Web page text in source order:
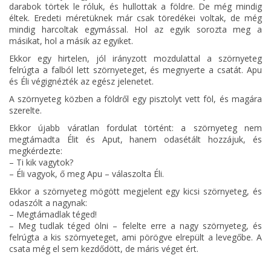
darabok törtek le róluk, és hullottak a földre. De még mindig
éltek. Eredeti méretüknek már csak töredékei voltak, de még
mindig harcoltak egymással. Hol az egyik sorozta meg a
másikat, hol a másik az egyiket.
Ekkor egy hirtelen, jól irányzott mozdulattal a szörnyeteg
felrúgta a falból lett szörnyeteget, és megnyerte a csatát. Apu
és Éli végignézték az egész jelenetet.
A szörnyeteg közben a földről egy pisztolyt vett föl, és magára
szerelte.
Ekkor újabb váratlan fordulat történt: a szörnyeteg nem
megtámadta Élit és Aput, hanem odasétált hozzájuk, és
megkérdezte:
– Ti kik vagytok?
– Éli vagyok, ő meg Apu – válaszolta Éli.
Ekkor a szörnyeteg mögött megjelent egy kicsi szörnyeteg, és
odaszólt a nagynak:
– Megtámadlak téged!
– Meg tudlak téged ölni – felelte erre a nagy szörnyeteg, és
felrúgta a kis szörnyeteget, ami pörögve elrepült a levegőbe. A
csata még el sem kezdődött, de máris véget ért.